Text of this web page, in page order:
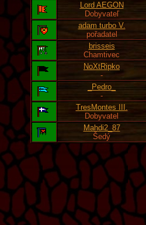
Lord AEGON
Dobyvateľ
adam turbo V.
pořadatel
brisseis
Chamtivec
NoXtRipko
-
_Pedro_
-
TresMontes III.
Dobyvatel
Mahdi2_87
Šedý